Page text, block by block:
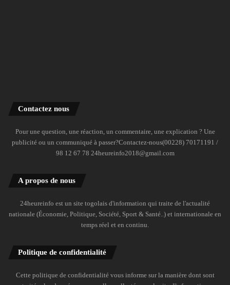
Contactez nous
Pour une question, une réaction, un commentaire, une explication ? Une
publicité ou un communiqué à passer?Contactez-nous(00228) 70171191 /
98 12 67 78 24heureinfo2018@gmail.com
A propos de nous
24heureinfo est un site togolais d'information qui traite de l'actualité
nationale (Économie, Politique, Société, Sport & Santé..) et internationale en
temps réel et en continu.
Politique de confidentialité
Cette politique de confidentialité vous informe sur la manière dont sont